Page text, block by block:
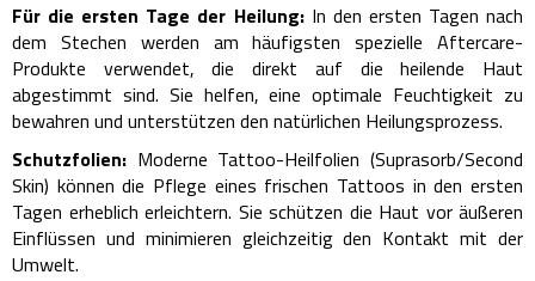
Für die ersten Tage der Heilung: In den ersten Tagen nach
dem Stechen werden am häufigsten spezielle Aftercare-
Produkte verwendet, die direkt auf die heilende Haut
abgestimmt sind. Sie helfen, eine optimale Feuchtigkeit zu
bewahren und unterstützen den natürlichen Heilungsprozess.
Schutzfolien: Moderne Tattoo-Heilfolien (Suprasorb/Second
Skin) können die Pflege eines frischen Tattoos in den ersten
Tagen erheblich erleichtern. Sie schützen die Haut vor äußeren
Einflüssen und minimieren gleichzeitig den Kontakt mit der
Umwelt.